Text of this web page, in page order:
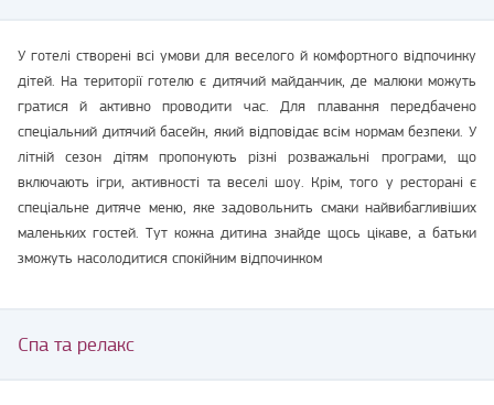
У готелі створені всі умови для веселого й комфортного відпочинку
дітей. На території готелю є дитячий майданчик, де малюки можуть
гратися й активно проводити час. Для плавання передбачено
спеціальний дитячий басейн, який відповідає всім нормам безпеки. У
літній сезон дітям пропонують різні розважальні програми, що
включають ігри, активності та веселі шоу. Крім, того у ресторані є
спеціальне дитяче меню, яке задовольнить смаки найвибагливіших
маленьких гостей. Тут кожна дитина знайде щось цікаве, а батьки
зможуть насолодитися спокійним відпочинком
Спа та релакс